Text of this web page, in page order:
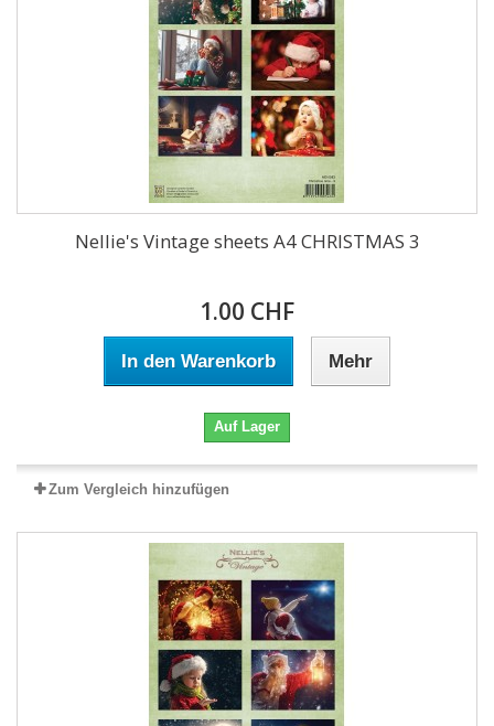
Nellie's Vintage sheets A4 CHRISTMAS 3
1.00 CHF
In den Warenkorb Mehr
Auf Lager
Zum Vergleich hinzufügen